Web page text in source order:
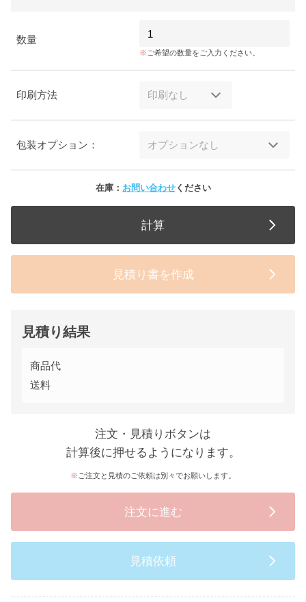
数量
ご希望の数量をご入力ください。
印刷方法
包装オプション：
在庫： お問い合わせください
計算
見積り書を作成
見積り結果
商品代
送料
注文・見積りボタンは
計算後に押せるようになります。
ご注文と見積のご依頼は別々でお願いします。
注文に進む
見積依頼